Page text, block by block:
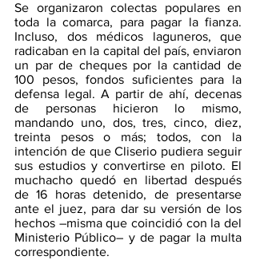
Se organizaron colectas populares en
toda la comarca, para pagar la fianza.
Incluso, dos médicos laguneros, que
radicaban en la capital del país, enviaron
un par de cheques por la cantidad de
100 pesos, fondos suficientes para la
defensa legal. A partir de ahí, decenas
de personas hicieron lo mismo,
mandando uno, dos, tres, cinco, diez,
treinta pesos o más; todos, con la
intención de que Cliserio pudiera seguir
sus estudios y convertirse en piloto. El
muchacho quedó en libertad después
de 16 horas detenido, de presentarse
ante el juez, para dar su versión de los
hechos –misma que coincidió con la del
Ministerio Público­– y de pagar la multa
correspondiente.